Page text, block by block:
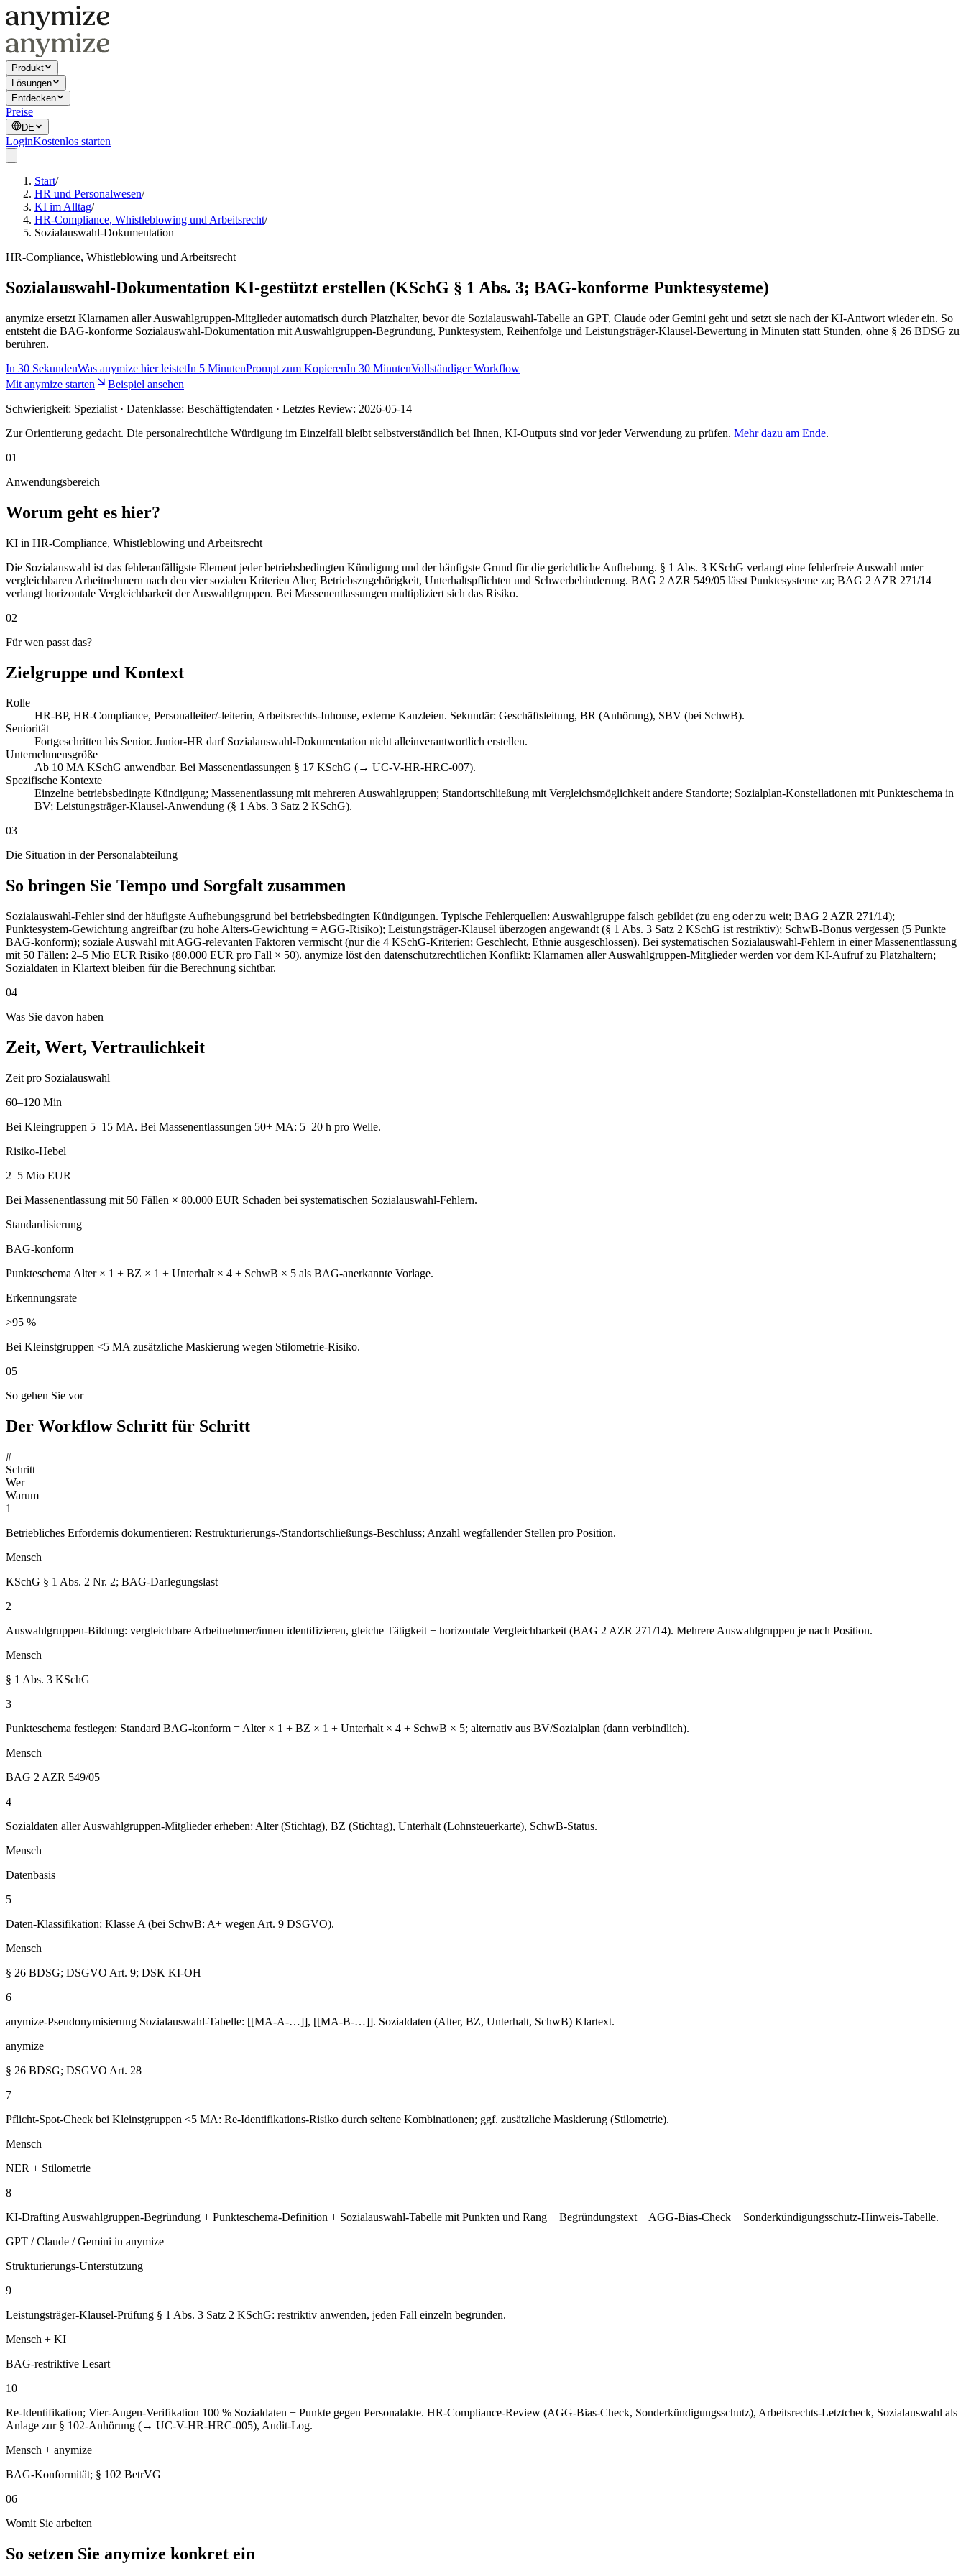
Produkt
Lösungen
Entdecken
Preise
DE
LoginKostenlos starten
Start/
HR und Personalwesen/
KI im Alltag/
HR-Compliance, Whistleblowing und Arbeitsrecht/
Sozialauswahl-Dokumentation
HR-Compliance, Whistleblowing und Arbeitsrecht
Sozialauswahl-Dokumentation KI-gestützt erstellen (KSchG § 1 Abs. 3; BAG-konforme Punktesysteme)
anymize ersetzt Klarnamen aller Auswahlgruppen-Mitglieder automatisch durch Platzhalter, bevor die Sozialauswahl-Tabelle an GPT, Claude oder Gemini geht und setzt sie nach der KI-Antwort wieder ein. So
entsteht die BAG-konforme Sozialauswahl-Dokumentation mit Auswahlgruppen-Begründung, Punktesystem, Reihenfolge und Leistungsträger-Klausel-Bewertung in Minuten statt Stunden, ohne § 26 BDSG zu
berühren.
In 30 SekundenWas anymize hier leistetIn 5 MinutenPrompt zum KopierenIn 30 MinutenVollständiger Workflow
Mit anymize starten
Beispiel ansehen
Schwierigkeit: Spezialist · Datenklasse: Beschäftigtendaten · Letztes Review: 2026-05-14
Zur Orientierung gedacht. Die personalrechtliche Würdigung im Einzelfall bleibt selbstverständlich bei Ihnen, KI-Outputs sind vor jeder Verwendung zu prüfen. Mehr dazu am Ende.
01
Anwendungsbereich
Worum geht es hier?
KI in HR-Compliance, Whistleblowing und Arbeitsrecht
Die Sozialauswahl ist das fehleranfälligste Element jeder betriebsbedingten Kündigung und der häufigste Grund für die gerichtliche Aufhebung. § 1 Abs. 3 KSchG verlangt eine fehlerfreie Auswahl unter
vergleichbaren Arbeitnehmern nach den vier sozialen Kriterien Alter, Betriebszugehörigkeit, Unterhaltspflichten und Schwerbehinderung. BAG 2 AZR 549/05 lässt Punktesysteme zu; BAG 2 AZR 271/14
verlangt horizontale Vergleichbarkeit der Auswahlgruppen. Bei Massenentlassungen multipliziert sich das Risiko.
02
Für wen passt das?
Zielgruppe und Kontext
Rolle
HR-BP, HR-Compliance, Personalleiter/-leiterin, Arbeitsrechts-Inhouse, externe Kanzleien. Sekundär: Geschäftsleitung, BR (Anhörung), SBV (bei SchwB).
Seniorität
Fortgeschritten bis Senior. Junior-HR darf Sozialauswahl-Dokumentation nicht alleinverantwortlich erstellen.
Unternehmensgröße
Ab 10 MA KSchG anwendbar. Bei Massenentlassungen § 17 KSchG (→ UC-V-HR-HRC-007).
Spezifische Kontexte
Einzelne betriebsbedingte Kündigung; Massenentlassung mit mehreren Auswahlgruppen; Standortschließung mit Vergleichsmöglichkeit andere Standorte; Sozialplan-Konstellationen mit Punkteschema in
BV; Leistungsträger-Klausel-Anwendung (§ 1 Abs. 3 Satz 2 KSchG).
03
Die Situation in der Personalabteilung
So bringen Sie Tempo und Sorgfalt zusammen
Sozialauswahl-Fehler sind der häufigste Aufhebungsgrund bei betriebsbedingten Kündigungen. Typische Fehlerquellen: Auswahlgruppe falsch gebildet (zu eng oder zu weit; BAG 2 AZR 271/14);
Punktesystem-Gewichtung angreifbar (zu hohe Alters-Gewichtung = AGG-Risiko); Leistungsträger-Klausel überzogen angewandt (§ 1 Abs. 3 Satz 2 KSchG ist restriktiv); SchwB-Bonus vergessen (5 Punkte
BAG-konform); soziale Auswahl mit AGG-relevanten Faktoren vermischt (nur die 4 KSchG-Kriterien; Geschlecht, Ethnie ausgeschlossen). Bei systematischen Sozialauswahl-Fehlern in einer Massenentlassung
mit 50 Fällen: 2–5 Mio EUR Risiko (80.000 EUR pro Fall × 50). anymize löst den datenschutzrechtlichen Konflikt: Klarnamen aller Auswahlgruppen-Mitglieder werden vor dem KI-Aufruf zu Platzhaltern;
Sozialdaten in Klartext bleiben für die Berechnung sichtbar.
04
Was Sie davon haben
Zeit, Wert, Vertraulichkeit
Zeit pro Sozialauswahl
60–120 Min
Bei Kleingruppen 5–15 MA. Bei Massenentlassungen 50+ MA: 5–20 h pro Welle.
Risiko-Hebel
2–5 Mio EUR
Bei Massenentlassung mit 50 Fällen × 80.000 EUR Schaden bei systematischen Sozialauswahl-Fehlern.
Standardisierung
BAG-konform
Punkteschema Alter × 1 + BZ × 1 + Unterhalt × 4 + SchwB × 5 als BAG-anerkannte Vorlage.
Erkennungsrate
>95 %
Bei Kleinstgruppen <5 MA zusätzliche Maskierung wegen Stilometrie-Risiko.
05
So gehen Sie vor
Der Workflow Schritt für Schritt
#
Schritt
Wer
Warum
1
Betriebliches Erfordernis dokumentieren: Restrukturierungs-/Standortschließungs-Beschluss; Anzahl wegfallender Stellen pro Position.
Mensch
KSchG § 1 Abs. 2 Nr. 2; BAG-Darlegungslast
2
Auswahlgruppen-Bildung: vergleichbare Arbeitnehmer/innen identifizieren, gleiche Tätigkeit + horizontale Vergleichbarkeit (BAG 2 AZR 271/14). Mehrere Auswahlgruppen je nach Position.
Mensch
§ 1 Abs. 3 KSchG
3
Punkteschema festlegen: Standard BAG-konform = Alter × 1 + BZ × 1 + Unterhalt × 4 + SchwB × 5; alternativ aus BV/Sozialplan (dann verbindlich).
Mensch
BAG 2 AZR 549/05
4
Sozialdaten aller Auswahlgruppen-Mitglieder erheben: Alter (Stichtag), BZ (Stichtag), Unterhalt (Lohnsteuerkarte), SchwB-Status.
Mensch
Datenbasis
5
Daten-Klassifikation: Klasse A (bei SchwB: A+ wegen Art. 9 DSGVO).
Mensch
§ 26 BDSG; DSGVO Art. 9; DSK KI-OH
6
anymize-Pseudonymisierung Sozialauswahl-Tabelle: [[MA-A-…]], [[MA-B-…]]. Sozialdaten (Alter, BZ, Unterhalt, SchwB) Klartext.
anymize
§ 26 BDSG; DSGVO Art. 28
7
Pflicht-Spot-Check bei Kleinstgruppen <5 MA: Re-Identifikations-Risiko durch seltene Kombinationen; ggf. zusätzliche Maskierung (Stilometrie).
Mensch
NER + Stilometrie
8
KI-Drafting Auswahlgruppen-Begründung + Punkteschema-Definition + Sozialauswahl-Tabelle mit Punkten und Rang + Begründungstext + AGG-Bias-Check + Sonderkündigungsschutz-Hinweis-Tabelle.
GPT / Claude / Gemini in anymize
Strukturierungs-Unterstützung
9
Leistungsträger-Klausel-Prüfung § 1 Abs. 3 Satz 2 KSchG: restriktiv anwenden, jeden Fall einzeln begründen.
Mensch + KI
BAG-restriktive Lesart
10
Re-Identifikation; Vier-Augen-Verifikation 100 % Sozialdaten + Punkte gegen Personalakte. HR-Compliance-Review (AGG-Bias-Check, Sonderkündigungsschutz), Arbeitsrechts-Letztcheck, Sozialauswahl als
Anlage zur § 102-Anhörung (→ UC-V-HR-HRC-005), Audit-Log.
Mensch + anymize
BAG-Konformität; § 102 BetrVG
06
Womit Sie arbeiten
So setzen Sie anymize konkret ein